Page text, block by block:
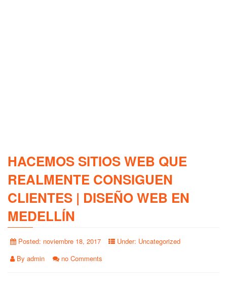
HACEMOS SITIOS WEB QUE
REALMENTE CONSIGUEN
CLIENTES | DISEÑO WEB EN
MEDELLÍN
Posted: noviembre 18, 2017 Under: Uncategorized
By admin no Comments